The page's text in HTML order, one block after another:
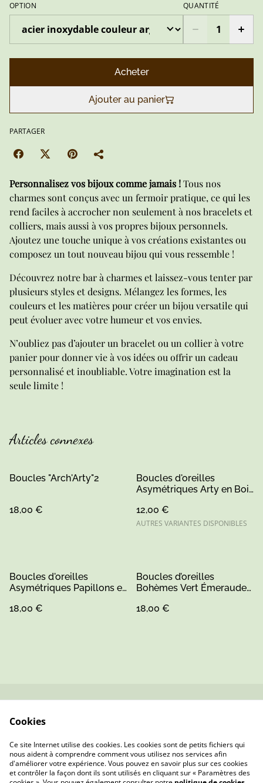
OPTION QUANTITÉ
Acheter
Ajouter au panier
PARTAGER
Personnalisez vos bijoux comme jamais !Tous nos
charmes sont conçus avec un fermoir pratique, ce qui les
rend faciles à accrocher non seulement à nos bracelets et
colliers, mais aussi à vos propres bijoux personnels.
Ajoutez une touche unique à vos créations existantes ou
composez un tout nouveau bijou qui vous ressemble !
Découvrez notre bar à charmes et laissez-vous tenter par
plusieurs styles et designs. Mélangez les formes, les
couleurs et les matières pour créer un bijou versatile qui
peut évoluer avec votre humeur et vos envies.
N’oubliez pas d’ajouter un bracelet ou un collier à votre
panier pour donner vie à vos idées ou offrir un cadeau
personnalisé et inoubliable. Votre imagination est la
seule limite !
Articles connexes
Boucles "Arch'Arty"2
18,00 €
Boucles d'oreilles
Asymétriques Arty en Bois
Acier Inoxydable
12,00 €
AUTRES VARIANTES DISPONIBLES
Boucles d'oreilles
Asymétriques Papillons et
Main – Bleu et Rouge –
18,00 €
Boucles d’oreilles
Bohèmes Vert Émeraude
Peint
18,00 €
confidentialité
Cookies
Ce site Internet utilise des cookies. Les cookies sont de petits fichiers qui
nous aident à comprendre comment vous utilisez nos services afin
d'améliorer votre expérience. Vous pouvez en savoir plus sur ces cookies
et contrôler la façon dont ils sont utilisés en cliquant sur « Paramètres des